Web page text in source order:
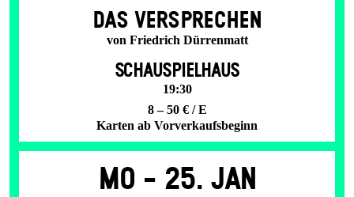
DAS VER­SPRECHEN
von Friedrich Dürrenmatt
SCHAUSPIELHAUS
19:30
8 – 50 € / E
Karten ab Vorverkaufsbeginn
Mo - 25. Jan